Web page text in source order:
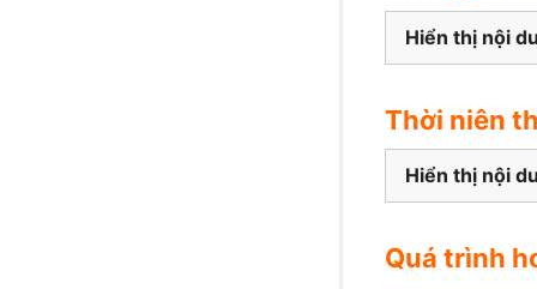
Hiển thị nội
Thời niên
Hiển thị nội
Quá trình